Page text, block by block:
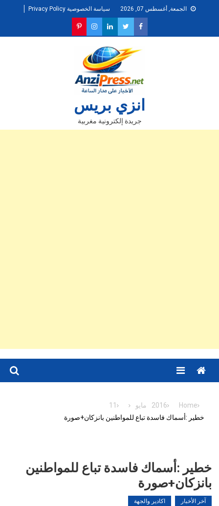
الجمعة, أغسطس 07, 2026 سياسة الخصوصية Privacy Policy
انزي بريس
جريدة إلكترونية مغربية
Menu
Home
2016 مايو
11
خطير :أسماك فاسدة تباع للمواطنين بانزكان+صورة
خطير :أسماك فاسدة تباع للمواطنين
بانزكان+صورة
آخر الأخبار اكادير والجهة